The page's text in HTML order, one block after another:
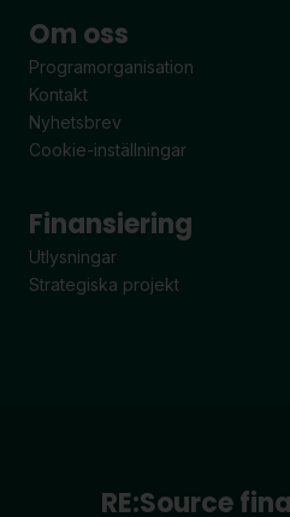
Om oss
Programorganisation
Kontakt
Nyhetsbrev
Cookie-inställningar
Finansiering
Utlysningar
Strategiska projekt
RE:Source